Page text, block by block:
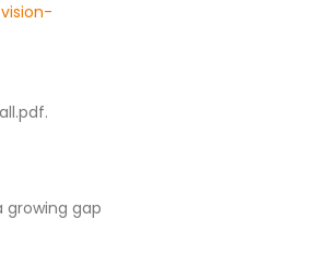
growing gap